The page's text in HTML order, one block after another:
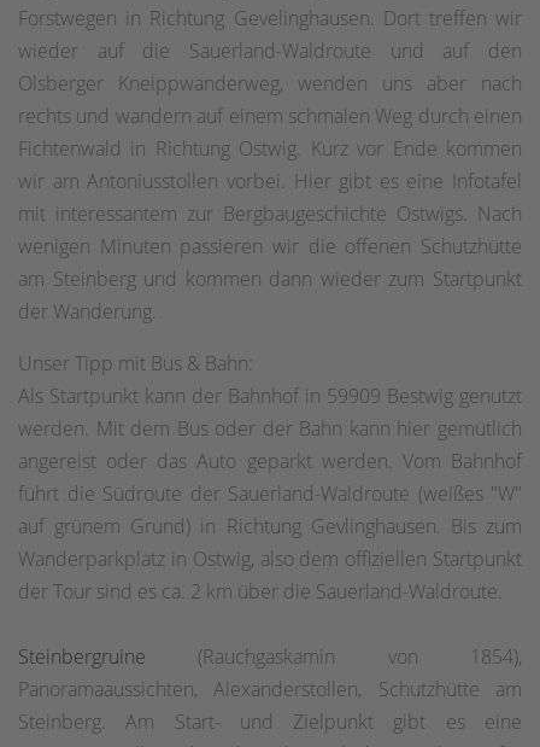
Forstwegen in Richtung Gevelinghausen. Dort treffen wir
wieder auf die Sauerland-Waldroute und auf den
Olsberger Kneippwanderweg, wenden uns aber nach
rechts und wandern auf einem schmalen Weg durch einen
Fichtenwald in Richtung Ostwig. Kurz vor Ende kommen
wir am Antoniusstollen vorbei. Hier gibt es eine Infotafel
mit interessantem zur Bergbaugeschichte Ostwigs. Nach
wenigen Minuten passieren wir die offenen Schutzhütte
am Steinberg und kommen dann wieder zum Startpunkt
der Wanderung.
Unser Tipp mit Bus & Bahn:
Als Startpunkt kann der Bahnhof in 59909 Bestwig genutzt
werden. Mit dem Bus oder der Bahn kann hier gemütlich
angereist oder das Auto geparkt werden. Vom Bahnhof
führt die Südroute der Sauerland-Waldroute (weißes "W"
auf grünem Grund) in Richtung Gevlinghausen. Bis zum
Wanderparkplatz in Ostwig, also dem offiziellen Startpunkt
der Tour sind es ca. 2 km über die Sauerland-Waldroute.
Steinbergruine (Rauchgaskamin von 1854),
Panoramaaussichten, Alexanderstollen, Schutzhütte am
Steinberg. Am Start- und Zielpunkt gibt es eine